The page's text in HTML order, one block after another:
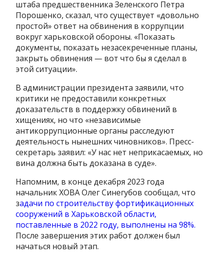
штаба предшественника Зеленского Петра
Порошенко, сказал, что существует «довольно
простой» ответ на обвинения в коррупции
вокруг харьковской обороны. «Показать
документы, показать незасекреченные планы,
закрыть обвинения — вот что бы я сделал в
этой ситуации».
В администрации президента заявили, что
критики не предоставили конкретных
доказательств в поддержку обвинений в
хищениях, но что «независимые
антикоррупционные органы расследуют
деятельность нынешних чиновников». Пресс-
секретарь заявил: «У нас нет неприкасаемых, но
вина должна быть доказана в суде».
Напомним, в конце декабря 2023 года
начальник ХОВА Олег Синегубов сообщал, что
задачи по строительству фортификационных
сооружений в Харьковской области,
поставленные в 2022 году, выполнены на 98%.
После завершения этих работ должен был
начаться новый этап.